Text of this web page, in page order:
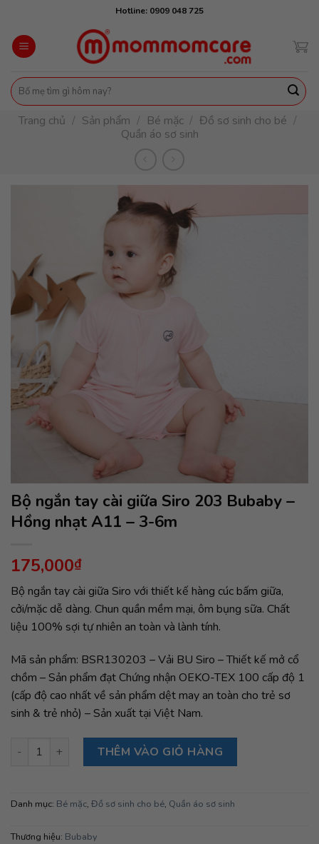
content
Hotline: 0909 048 725
Tìm
kiếm:
Trang chủ / Sản phẩm / Bé mặc / Đồ sơ sinh cho bé /
Quần áo sơ sinh
Bộ ngắn tay cài giữa Siro 203 Bubaby –
Hồng nhạt A11 – 3-6m
175,000₫
Bộ ngắn tay cài giữa Siro với thiết kế hàng cúc bấm giữa,
cởi/mặc dễ dàng. Chun quần mềm mại, ôm bụng sữa. Chất
liệu 100% sợi tự nhiên an toàn và lành tính.
Mã sản phẩm: BSR130203 – Vải BU Siro – Thiết kế mở cổ
chồm – Sản phẩm đạt Chứng nhận OEKO-TEX 100 cấp độ 1
(cấp độ cao nhất về sản phẩm dệt may an toàn cho trẻ sơ
sinh & trẻ nhỏ) – Sản xuất tại Việt Nam.
Bộ ngắn tay cài giữa Siro 203 Bubaby - Hồng nhạt A11 - 3-
THÊM VÀO GIỎ HÀNG
Danh mục: Bé mặc, Đồ sơ sinh cho bé, Quần áo sơ sinh
Thương hiệu: Bubaby